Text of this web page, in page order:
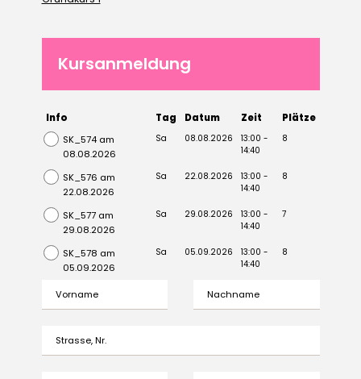
Kursanmeldung
Info Tag Datum Zeit
Plätze
SK_574 am
08.08.2026
Sa 08.08.2026
13:00 -
14:40
8
SK_576 am
22.08.2026
Sa 22.08.2026
13:00 -
14:40
8
SK_577 am
29.08.2026
Sa 29.08.2026
13:00 -
14:40
7
SK_578 am
05.09.2026
Sa 05.09.2026
13:00 -
14:40
8